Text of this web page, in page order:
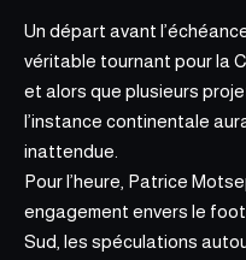
Un départ avant
véritable tournant pour la
et alors que plusieurs
l’instance continentale
inattendue.
Pour l’heure, Patrice
engagement envers le
Sud, les spéculations